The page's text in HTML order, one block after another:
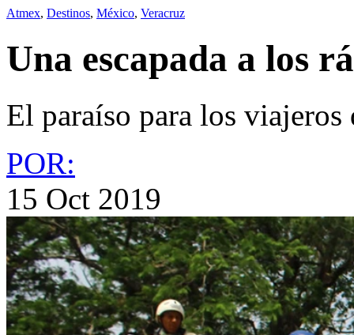
Atmex, Destinos, México, Veracruz
Una escapada a los
El paraíso para los viajeros
POR:
15 Oct 2019